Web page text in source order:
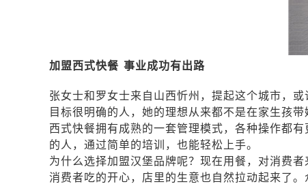
加盟西式快餐 事业成功有出路
张女士和罗女士来自山西忻州，提起这个城市，
目标很明确的人，她的理想从来都不是在家生孩
西式快餐拥有成熟的一套管理模式，各种操作都
的人，通过简单的培训，也能轻松上手。
为什么选择加盟汉堡品牌呢？现在用餐，对消费
消费者吃的开心，店里的生意也自然拉动起来了。